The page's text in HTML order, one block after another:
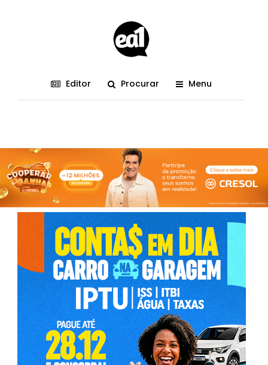
Editor Procurar Menu